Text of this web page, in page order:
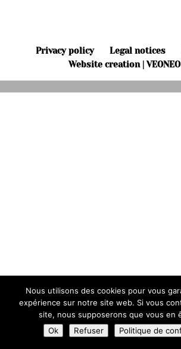
Privacy policy Legal notices
Website creation | VEONEO |
Nous utilisons des cookies pour vous
expérience sur notre site web. Si vous
site, nous supposerons que vous en
Ok
Refuser Politique de